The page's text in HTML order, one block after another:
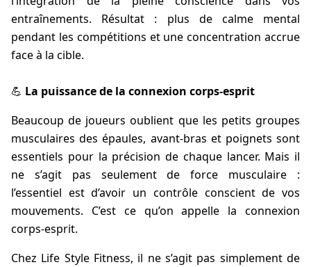
entraînements. Résultat : plus de calme mental
pendant les compétitions et une concentration accrue
face à la cible.
💪 La puissance de la connexion corps-esprit
Beaucoup de joueurs oublient que les petits groupes
musculaires des épaules, avant-bras et poignets sont
essentiels pour la précision de chaque lancer. Mais il
ne s’agit pas seulement de force musculaire :
l’essentiel est d’avoir un contrôle conscient de vos
mouvements. C’est ce qu’on appelle la connexion
corps-esprit.
Chez Life Style Fitness, il ne s’agit pas simplement de